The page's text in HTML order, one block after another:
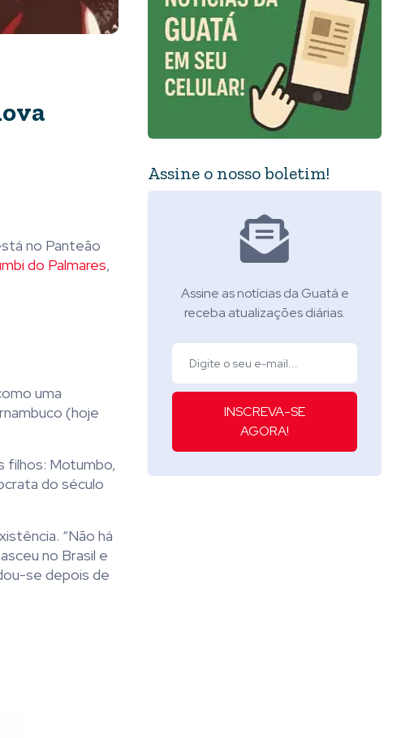
no Panteão
do Palmares,
uma
(hoje
filhos: Motumbo,
do século
“Não há
no Brasil e
se depois de
Assine o nosso boletim!
Assine as notícias da Guatá e
receba atualizações diárias.
INSCREVA-SE
AGORA!